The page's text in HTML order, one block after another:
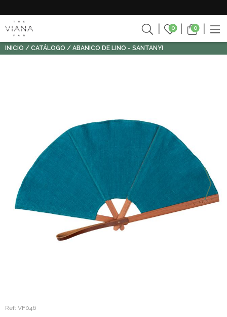
0 0
INICIO CATÁLOGO ABANICO DE LINO - SANTANYI
Ref: VF046